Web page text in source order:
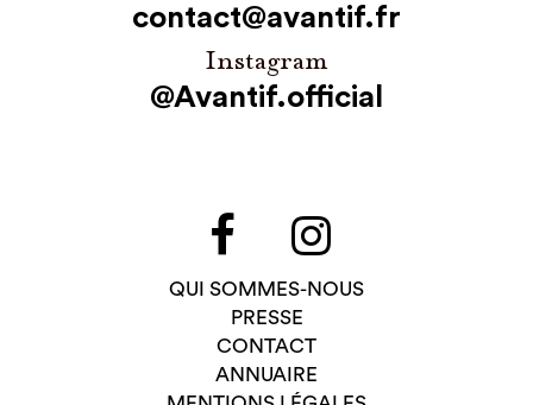
contact@avantif.fr
Instagram
@Avantif.official
QUI SOMMES-NOUS
PRESSE
CONTACT
ANNUAIRE